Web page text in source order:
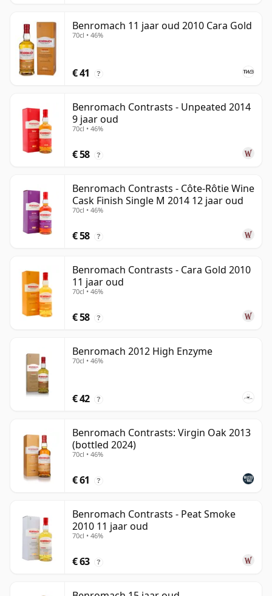
Benromach 11 jaar oud 2010 Cara Gold
70cl • 46%
€ 41 ?
Benromach Contrasts - Unpeated 2014
9 jaar oud
70cl • 46%
€ 58 ?
Benromach Contrasts - Côte-Rôtie Wine
Cask Finish Single M 2014 12 jaar oud
70cl • 46%
€ 58 ?
Benromach Contrasts - Cara Gold 2010
11 jaar oud
70cl • 46%
€ 58 ?
Benromach 2012 High Enzyme
70cl • 46%
€ 42 ?
Benromach Contrasts: Virgin Oak 2013
(bottled 2024)
70cl • 46%
€ 61 ?
Benromach Contrasts - Peat Smoke
2010 11 jaar oud
70cl • 46%
€ 63 ?